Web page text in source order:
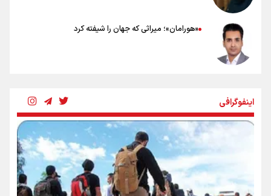
«هورامان»؛ میراثی که جهان را شیفته کرد
رسانه ملی و حق مردم برای شنیدن صدای رئیس‌جمهوری
روایت ایران از کنار مردم
اینفوگرافی